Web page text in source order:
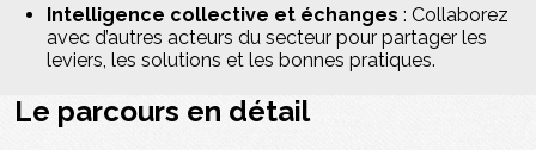
Intelligence collective et échanges : Collaborez
avec d’autres acteurs du secteur pour partager les
leviers, les solutions et les bonnes pratiques.
Le parcours en détail